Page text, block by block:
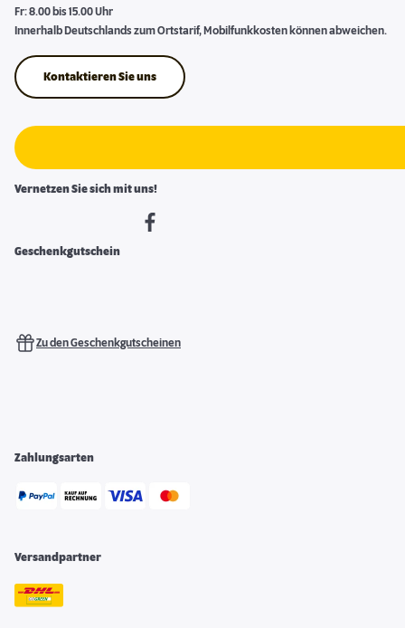
Fr: 8.00 bis 15.00 Uhr
Innerhalb Deutschlands zum Ortstarif, Mobilfunkkosten können abweichen.
Kontaktieren Sie uns
Vernetzen Sie sich mit uns!
Geschenkgutschein
Zu den Geschenkgutscheinen
Zahlungsarten
Versandpartner